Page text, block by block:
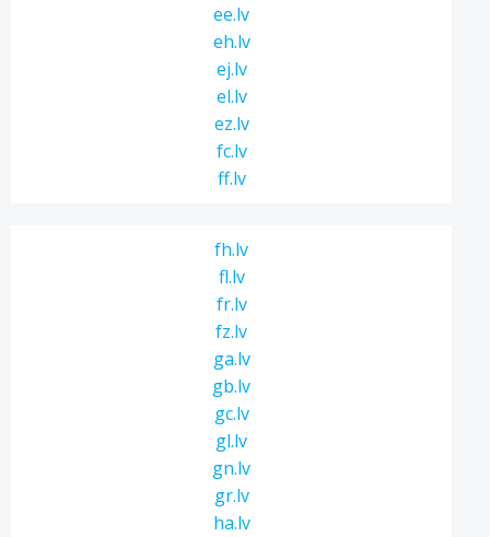
ee.lv
eh.lv
ej.lv
el.lv
ez.lv
fc.lv
ff.lv
fh.lv
fl.lv
fr.lv
fz.lv
ga.lv
gb.lv
gc.lv
gl.lv
gn.lv
gr.lv
ha.lv